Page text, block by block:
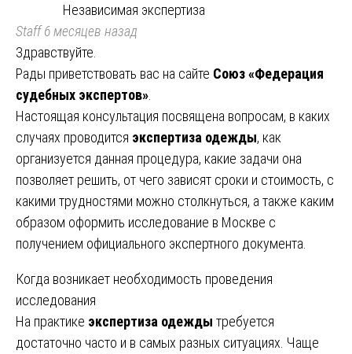
Независимая экспертиза
Staff6 месяцев назад
Здравствуйте.
Рады приветствовать вас на сайте Союз «Федерация
судебных экспертов»
Настоящая консультация посвящена вопросам, в каких
случаях проводится экспертиза одежды, как
организуется данная процедура, какие задачи она
позволяет решить, от чего зависят сроки и стоимость, с
какими трудностями можно столкнуться, а также каким
образом оформить исследование в Москве с
получением официального экспертного документа.
Когда возникает необходимость проведения
исследования
На практике экспертиза одежды требуется
достаточно часто и в самых разных ситуациях. Чаще